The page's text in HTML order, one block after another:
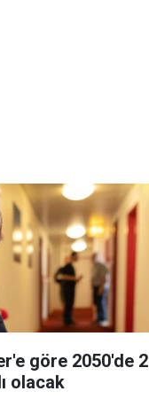
göre 2050'de 2
olacak